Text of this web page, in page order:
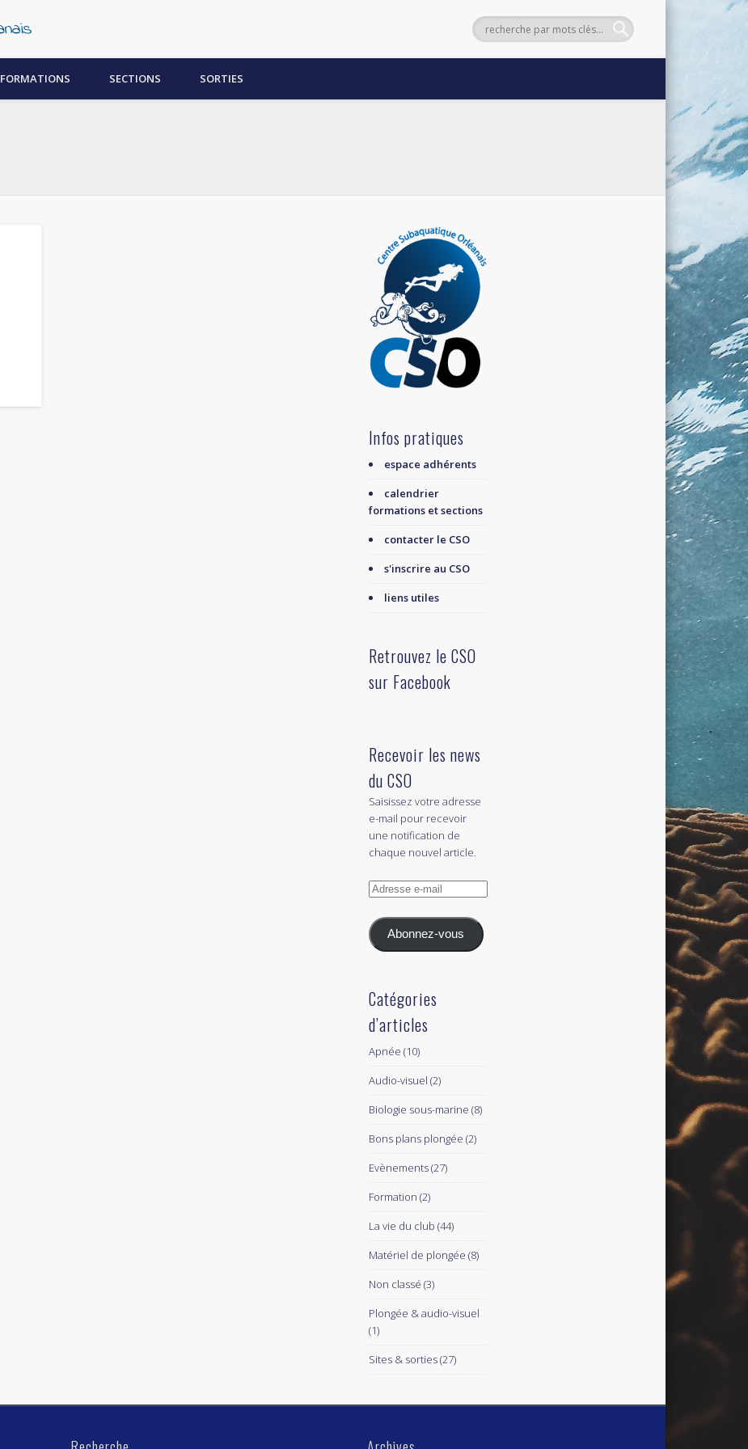
FORMATIONS SECTIONS SORTIES
Infos pratiques
espace adhérents
calendrier
formations et sections
contacter le CSO
s'inscrire au CSO
liens utiles
Retrouvez le CSO
sur Facebook
Recevoir les news
du CSO
Saisissez votre adresse
e-mail pour recevoir
une notification de
chaque nouvel article.
Adresse
mail
Abonnez-vous
Catégories
d’articles
Apnée (10)
Audio-visuel (2)
Biologie sous-marine (8)
Bons plans plongée (2)
Evènements(27)
Formation (2)
La vie du club (44)
Matériel de plongée (8)
Non classé (3)
Plongée & audio-visuel
(1)
Sites & sorties(27)